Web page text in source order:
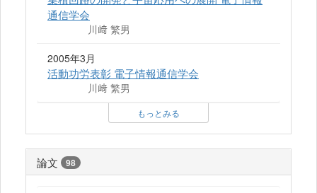
通信学会
川﨑 繁男
2005年3月
活動功労表彰 電子情報通信学会
川﨑 繁男
もっとみる
論文 98